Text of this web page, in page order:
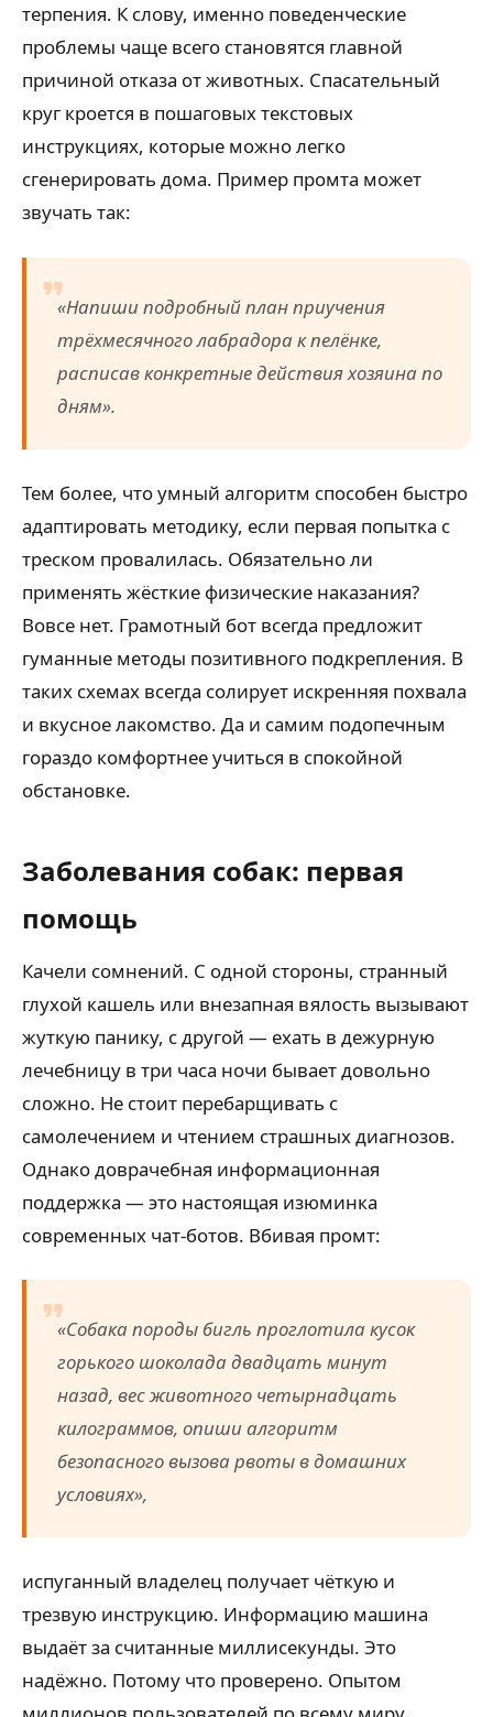
терпения. К слову, именно поведенческие
проблемы чаще всего становятся главной
причиной отказа от животных. Спасательный
круг кроется в пошаговых текстовых
инструкциях, которые можно легко
сгенерировать дома. Пример промта может
звучать так:
«Напиши подробный план приучения
трёхмесячного лабрадора к пелёнке,
расписав конкретные действия хозяина по
дням».
Тем более, что умный алгоритм способен быстро
адаптировать методику, если первая попытка с
треском провалилась. Обязательно ли
применять жёсткие физические наказания?
Вовсе нет. Грамотный бот всегда предложит
гуманные методы позитивного подкрепления. В
таких схемах всегда солирует искренняя похвала
и вкусное лакомство. Да и самим подопечным
гораздо комфортнее учиться в спокойной
обстановке.
Заболевания собак: первая
помощь
Качели сомнений. С одной стороны, странный
глухой кашель или внезапная вялость вызывают
жуткую панику, с другой — ехать в дежурную
лечебницу в три часа ночи бывает довольно
сложно. Не стоит перебарщивать с
самолечением и чтением страшных диагнозов.
Однако доврачебная информационная
поддержка — это настоящая изюминка
современных чат-ботов. Вбивая промт:
«Собака породы бигль проглотила кусок
горького шоколада двадцать минут
назад, вес животного четырнадцать
килограммов, опиши алгоритм
безопасного вызова рвоты в домашних
условиях»,
испуганный владелец получает чёткую и
трезвую инструкцию. Информацию машина
выдаёт за считанные миллисекунды. Это
надёжно. Потому что проверено. Опытом